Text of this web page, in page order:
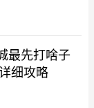
最先打啥子
细攻略